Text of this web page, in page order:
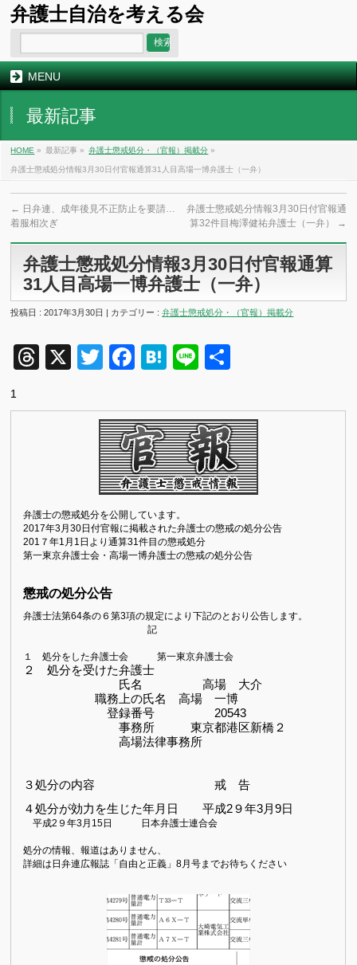
弁護士自治を考える会
MENU
最新記事
HOME » 最新記事 » 弁護士懲戒処分・（官報）掲載分 »
弁護士懲戒処分情報3月30日付官報通算31人目高場一博弁護士（一弁）
← 日弁連、成年後見不正防止を要請…
着服相次ぎ
弁護士懲戒処分情報3月30日付官報通
算32件目梅澤健祐弁護士（一弁）
→
弁護士懲戒処分情報3月30日付官報通算
31人目高場一博弁護士（一弁）
投稿日 : 2017年3月30日 | カテゴリー :弁護士懲戒処分・（官報）掲載分
Threads
X TwitterFacebook
Hatena
Line
1
弁護士の懲戒処分を公開しています。
2017年3月30日付官報に掲載された弁護士の懲戒の処分公告
201７年1 月 1 日より通算31件目の懲戒処分
第一東京弁護士会・高場一博弁護士の懲戒の処分公告
懲戒の処分公告
弁護士法第64条の６第3項の規定により下記のとおり公告します。
記
１ 処分をした弁護士会 第一東京弁護士会
２ 処分を受けた弁護士
氏名 高場 大介
職務上の氏名 高場 一博
登録番号 20543
事務所 東京都港区新橋２
高場法律事務所
３処分の内容
戒 告
４処分が効力を生じた年月日 平成2９年3月9日
平成2９年3月15日 日本弁護士連合会
処分の情報、報道はありません、
詳細は日弁連広報誌「自由と正義」8月号までお待ちください